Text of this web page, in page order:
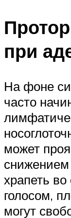
при
На фоне
часто
может
храпеть во
голосом,
могут